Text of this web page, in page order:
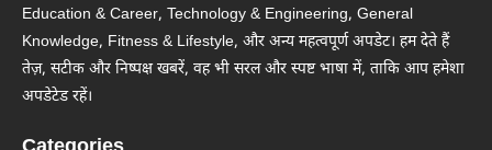
Education & Career, Technology & Engineering, General
Knowledge, Fitness & Lifestyle, और अन्य महत्वपूर्ण अपडेट। हम देते हैं
तेज़, सटीक और निष्पक्ष खबरें, वह भी सरल और स्पष्ट भाषा में, ताकि आप हमेशा
अपडेटेड रहें।